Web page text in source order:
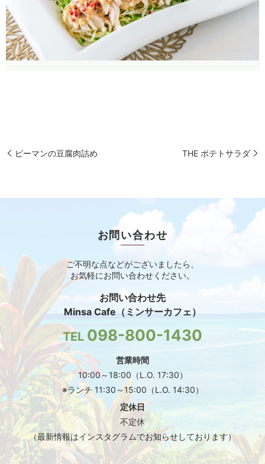
ピーマンの豆腐肉詰め THE ポテトサラダ
お問い合わせ
ご不明な点などがございましたら、
お気軽にお問い合わせください。
お問い合わせ先
Minsa Cafe（ミンサーカフェ）
TEL 098-800-1430
営業時間
10:00～18:00（L.O. 17:30）
※ランチ 11:30～15:00（L.O. 14:30）
定休日
不定休
（最新情報はインスタグラムでお知らせしております）